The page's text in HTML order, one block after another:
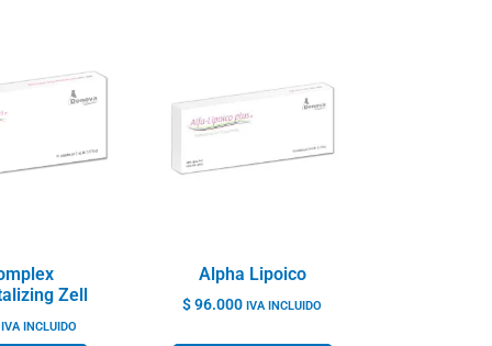
Zell
IVA INCLUIDO
Alpha Lipoico
$96.000 IVA INCLUIDO